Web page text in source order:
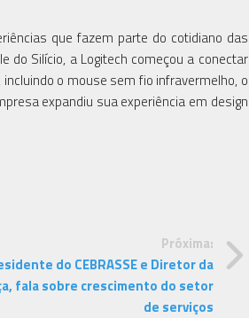
que fazem parte do cotidiano das
do Silício, a Logitech começou a conectar
o mouse sem fio infravermelho, o
expandiu sua experiência em design
Próxima:
do CEBRASSE e Diretor da
fala sobre crescimento do setor
de serviços